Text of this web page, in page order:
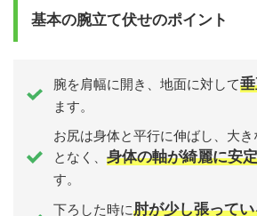
基本の腕立て伏せのポイント
腕を肩幅に開き、地面に対して
ます。
お尻は身体と平行に伸ばし、大き
となく、 身体の軸が綺麗に安
す。
下ろした時に肘が少し張って